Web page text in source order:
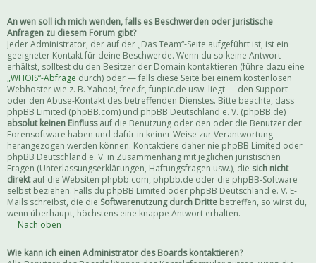
An wen soll ich mich wenden, falls es Beschwerden oder juristische
Anfragen zu diesem Forum gibt?
Jeder Administrator, der auf der „Das Team“-Seite aufgeführt ist, ist ein
geeigneter Kontakt für deine Beschwerde. Wenn du so keine Antwort
erhältst, solltest du den Besitzer der Domain kontaktieren (führe dazu eine
„WHOIS“-Abfrage durch) oder — falls diese Seite bei einem kostenlosen
Webhoster wie z. B. Yahoo!, free.fr, funpic.de usw. liegt — den Support
oder den Abuse-Kontakt des betreffenden Dienstes. Bitte beachte, dass
phpBB Limited (phpBB.com) und phpBB Deutschland e. V. (phpBB.de)
absolut keinen Einflussauf die Benutzung oder den oder die Benutzer der
Forensoftware haben und dafür in keiner Weise zur Verantwortung
herangezogen werden können. Kontaktiere daher nie phpBB Limited oder
phpBB Deutschland e. V. in Zusammenhang mit jeglichen juristischen
Fragen (Unterlassungserklärungen, Haftungsfragen usw.), die sich nicht
direktauf die Websiten phpbb.com, phpbb.de oder die phpBB-Software
selbst beziehen. Falls du phpBB Limited oder phpBB Deutschland e. V. E-
Mails schreibst, die die Softwarenutzung durch Dritte betreffen, so wirst du,
wenn überhaupt, höchstens eine knappe Antwort erhalten.
Nach oben
Wie kann ich einen Administrator des Boards kontaktieren?